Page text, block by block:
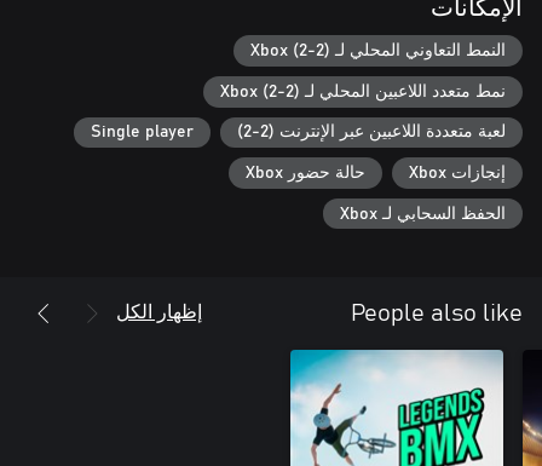
الإمكانات
النمط التعاوني المحلي لـ Xbox (2-2)
نمط متعدد اللاعبين المحلي لـ Xbox (2-2)
لعبة متعددة اللاعبين عبر الإنترنت (2-2) Single player
إنجازات Xbox حالة حضور Xbox
الحفظ السحابي لـ Xbox
People also like إظهار الكل